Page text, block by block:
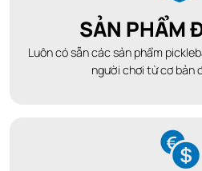
SẢN PHẨM
Luôn có sẵn các sản phẩm
người chơi từ cơ bản